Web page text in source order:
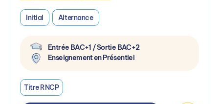
Initial Alternance
Entrée BAC+1 / Sortie BAC+2
Enseignement en Présentiel
Titre RNCP